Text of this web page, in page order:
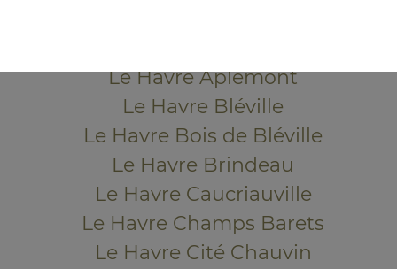
Le Havre Aplemont
Le Havre Bléville
Le Havre Bois de Bléville
Le Havre Brindeau
Le Havre Caucriauville
Le Havre Champs Barets
Le Havre Cité Chauvin